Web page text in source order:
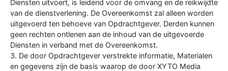
Diensten uitvoert, is leidend voor de omvang en de reikwijdte
van de dienstverlening. De Overeenkomst zal alleen worden
uitgevoerd ten behoeve van Opdrachtgever. Derden kunnen
geen rechten ontlenen aan de inhoud van de uitgevoerde
Diensten in verband met de Overeenkomst.
3. De door Opdrachtgever verstrekte informatie, Materialen
en gegevens zijn de basis waarop de door XYTO Media